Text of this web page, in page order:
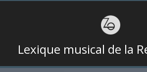
Lexique musical de la